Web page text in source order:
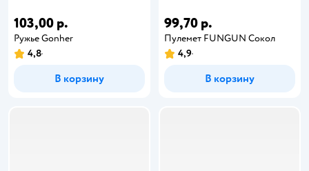
103,00 р.
Ружье Gonher
4,8
В корзину
99,70 р.
Пулемет FUNGUN Сокол
4,9
В корзину